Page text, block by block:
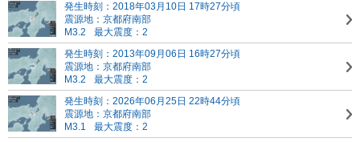
発生時刻：2018年03月10日 17時27分頃
震源地：京都府南部
M3.2
最大震度：2
発生時刻：2013年09月06日 16時27分頃
震源地：京都府南部
M3.2
最大震度：2
発生時刻：2026年06月25日 22時44分頃
震源地：京都府南部
M3.1
最大震度：2